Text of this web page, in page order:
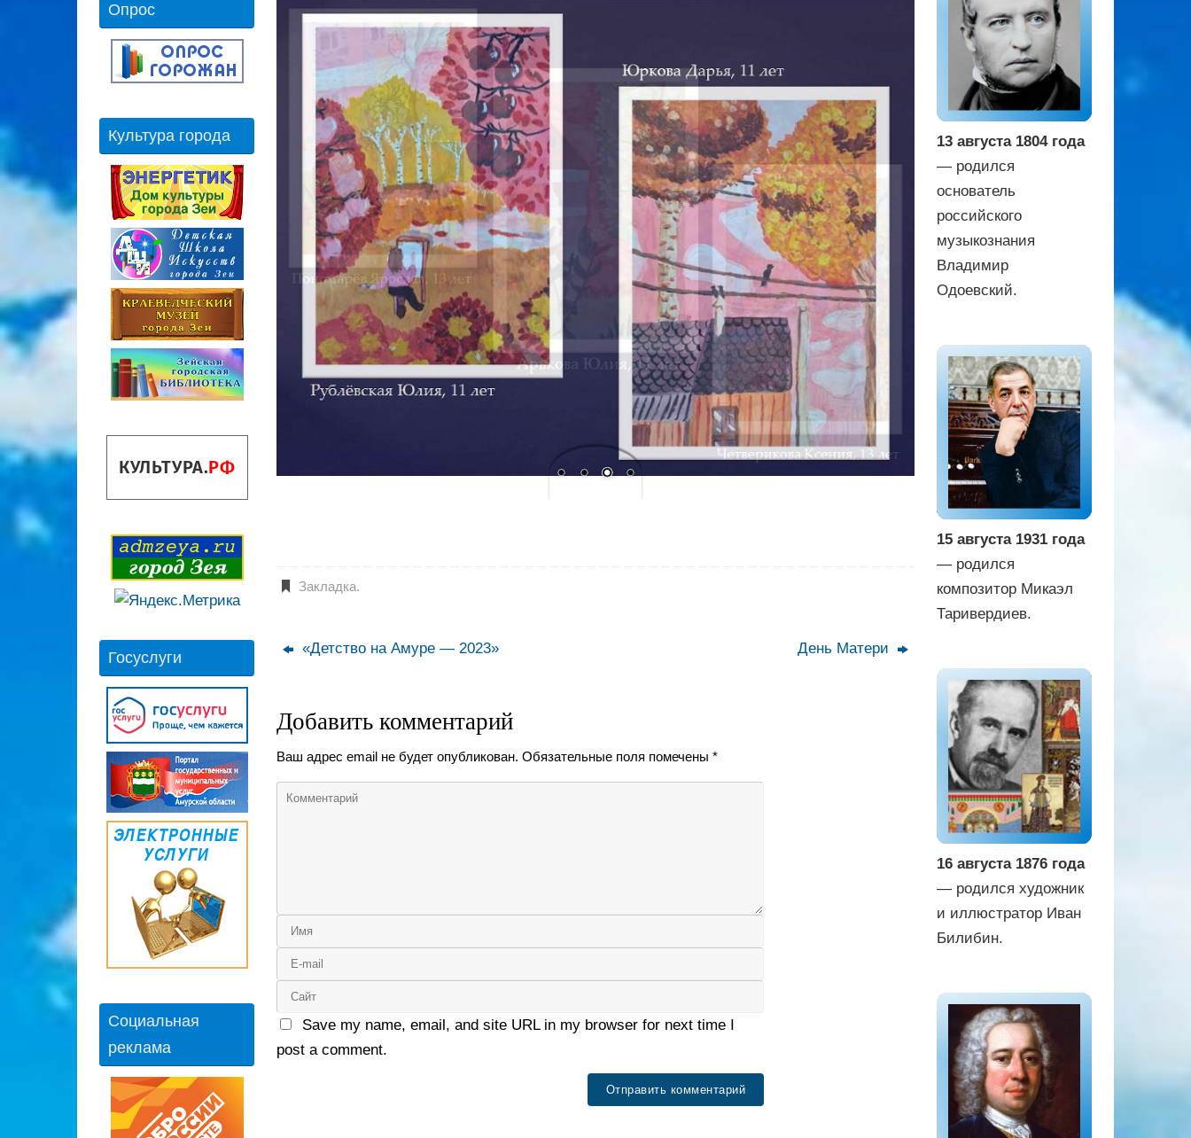
Закладка.
«Детство на Амуре — 2023» День Матери
Добавить комментарий
Ваш адрес email не будет опубликован. Обязательные поля помечены *
Save my name, email, and site URL in my browser for next time I
post a comment.
Опрос
Культура города
Госуслуги
Социальная
реклама
13 августа 1804 года
— родился
основатель
российского
музыкознания
Владимир
Одоевский.
15 августа 1931 года
— родился
композитор Микаэл
Таривердиев.
16 августа 1876 года
— родился художник
и иллюстратор Иван
Билибин.